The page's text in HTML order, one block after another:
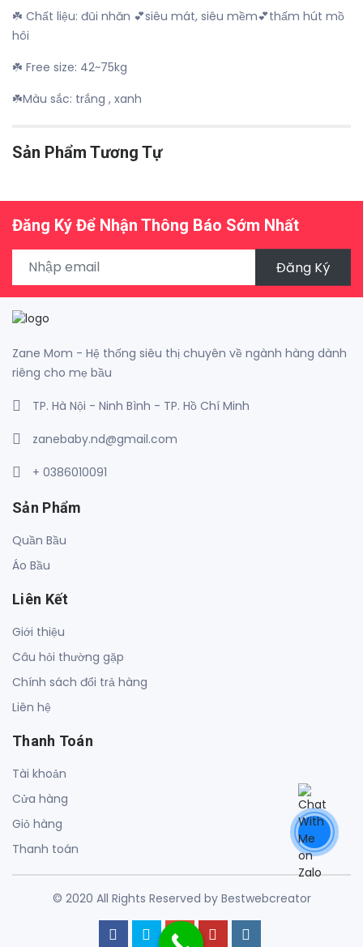
☘️ Chất liệu: đũi nhăn 💕siêu mát, siêu mềm💕thấm hút mồ
hôi
☘️ Free size: 42~75kg
☘️Màu sắc: trắng , xanh
Sản Phẩm Tương Tự
Đăng Ký Để Nhận Thông Báo Sớm Nhất
Đăng Ký
Zane Mom - Hệ thống siêu thị chuyên về ngành hàng dành
riêng cho mẹ bầu
TP. Hà Nội - Ninh Bình - TP. Hồ Chí Minh
zanebaby.nd@gmail.com
+ 0386010091
Sản Phẩm
Quần Bầu
Áo Bầu
Liên Kết
Giới thiệu
Câu hỏi thường gặp
Chính sách đổi trả hàng
Liên hệ
Thanh Toán
Tài khoản
Cửa hàng
Giỏ hàng
Thanh toán
© 2020 All Rights Reserved by Bestwebcreator